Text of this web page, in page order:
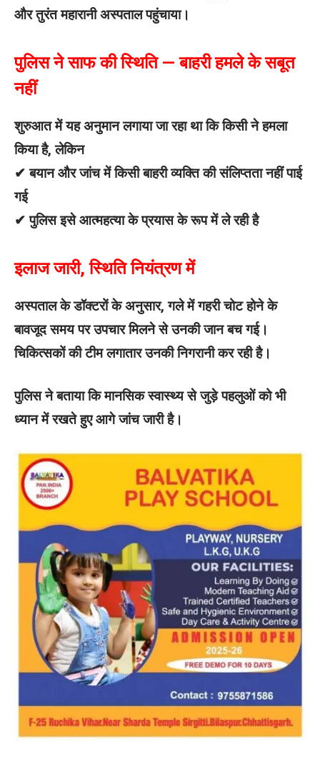
और तुरंत महारानी अस्पताल पहुंचाया।
पुलिस ने साफ की स्थिति — बाहरी हमले के सबूत
नहीं
शुरुआत में यह अनुमान लगाया जा रहा था कि किसी ने हमला
किया है, लेकिन
✔ बयान और जांच में किसी बाहरी व्यक्ति की संलिप्तता नहीं पाई
गई
✔ पुलिस इसे आत्महत्या के प्रयास के रूप में ले रही है
इलाज जारी, स्थिति नियंत्रण में
अस्पताल के डॉक्टरों के अनुसार, गले में गहरी चोट होने के
बावजूद समय पर उपचार मिलने से उनकी जान बच गई।
चिकित्सकों की टीम लगातार उनकी निगरानी कर रही है।
पुलिस ने बताया कि मानसिक स्वास्थ्य से जुड़े पहलुओं को भी
ध्यान में रखते हुए आगे जांच जारी है।